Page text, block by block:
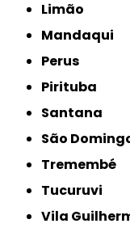
Limão
Mandaqui
Perus
Pirituba
Santana
São
Tremembé
Tucuruvi
Vila